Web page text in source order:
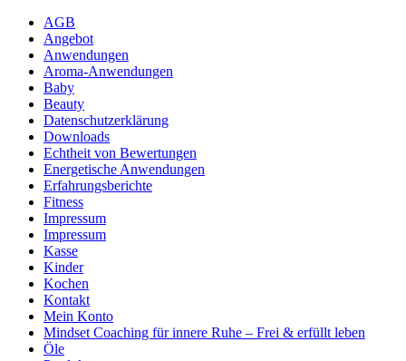
AGB
Angebot
Anwendungen
Aroma-Anwendungen
Baby
Beauty
Datenschutzerklärung
Downloads
Echtheit von Bewertungen
Energetische Anwendungen
Erfahrungsberichte
Fitness
Impressum
Impressum
Kasse
Kinder
Kochen
Kontakt
Mein Konto
Mindset Coaching für innere Ruhe – Frei & erfüllt leben
Öle